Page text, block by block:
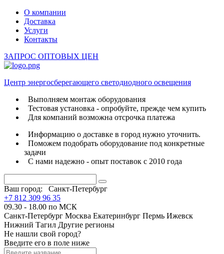
О компании
Доставка
Услуги
Контакты
ЗАПРОС ОПТОВЫХ ЦЕН
Центр энергосберегающего светодиодного освещения
Выполняем монтаж оборудования
Тестовая установка - опробуйте, прежде чем купить
Для компаний возможна отсрочка платежа
Информацию о доставке в город нужно уточнить.
Поможем подобрать оборудование под конкретные
задачи
С нами надежно - опыт поставок с 2010 года
Ваш город:
Санкт-Петербург
+7 812 309 96 35
09.30 - 18.00 по МСК
Санкт-Петербург Москва Екатеринбург Пермь Ижевск
Нижний Тагил Другие регионы
Не нашли свой город?
Введите его в поле ниже